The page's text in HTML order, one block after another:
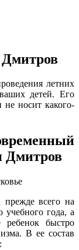
Дмитров
летних
детей. Его
носит какого-
Дмитров
прежде всего на
учебного года, а
ребенок быстро
В ее состав